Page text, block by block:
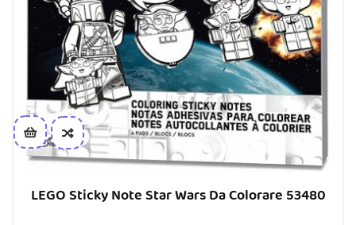
LEGO Sticky Note Star Wars Da Colorare 53480